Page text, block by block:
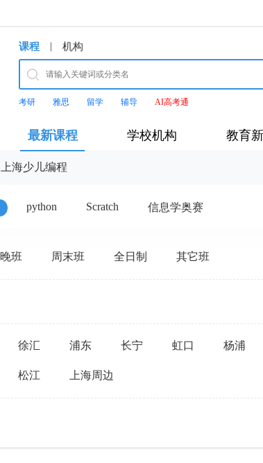
课程 | 机构
考研 雅思 留学 辅导 AI高考通
最新课程 学校机构 教育
上海少儿编程
python Scratch 信息学奥赛
晚班 周末班 全日制 其它班
徐汇 浦东 长宁 虹口 杨浦
松江 上海周边